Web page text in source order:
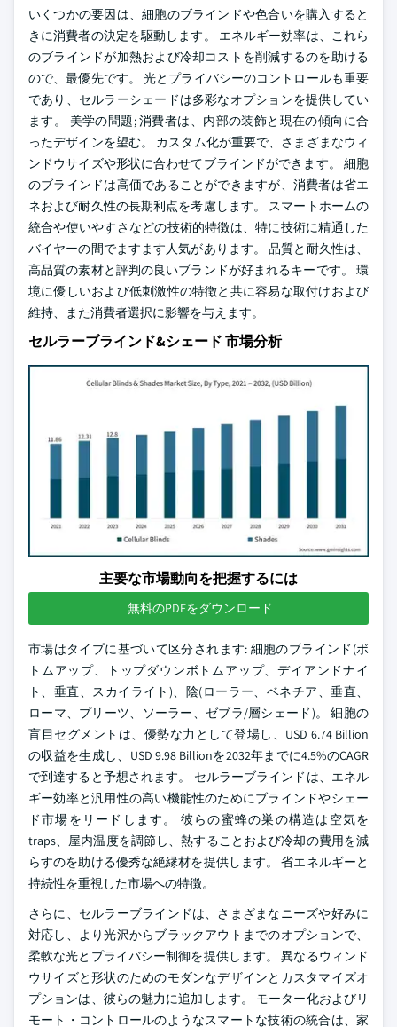
いくつかの要因は、細胞のブラインドや色合いを購入すると
きに消費者の決定を駆動します。 エネルギー効率は、これら
のブラインドが加熱および冷却コストを削減するのを助ける
ので、最優先です。 光とプライバシーのコントロールも重要
であり、セルラーシェードは多彩なオプションを提供してい
ます。 美学の問題; 消費者は、内部の装飾と現在の傾向に合
ったデザインを望む。 カスタム化が重要で、さまざまなウィ
ンドウサイズや形状に合わせてブラインドができます。 細胞
のブラインドは高価であることができますが、消費者は省エ
ネおよび耐久性の長期利点を考慮します。 スマートホームの
統合や使いやすさなどの技術的特徴は、特に技術に精通した
バイヤーの間でますます人気があります。 品質と耐久性は、
高品質の素材と評判の良いブランドが好まれるキーです。 環
境に優しいおよび低刺激性の特徴と共に容易な取付けおよび
維持、また消費者選択に影響を与えます。
セルラーブラインド&シェード 市場分析
主要な市場動向を把握するには
無料のPDFをダウンロード
市場はタイプに基づいて区分されます: 細胞のブラインド(ボ
トムアップ、トップダウンボトムアップ、デイアンドナイ
ト、垂直、スカイライト)、陰(ローラー、ベネチア、垂直、
ローマ、プリーツ、ソーラー、ゼブラ/層シェード)。 細胞の
盲目セグメントは、優勢な力として登場し、USD 6.74 Billion
の収益を生成し、USD 9.98 Billionを2032年までに4.5%のCAGR
で到達すると予想されます。 セルラーブラインドは、エネル
ギー効率と汎用性の高い機能性のためにブラインドやシェー
ド市場をリードします。 彼らの蜜蜂の巣の構造は空気を
traps、屋内温度を調節し、熱することおよび冷却の費用を減
らすのを助ける優秀な絶縁材を提供します。 省エネルギーと
持続性を重視した市場への特徴。
さらに、セルラーブラインドは、さまざまなニーズや好みに
対応し、より光沢からブラックアウトまでのオプションで、
柔軟な光とプライバシー制御を提供します。 異なるウィンド
ウサイズと形状のためのモダンなデザインとカスタマイズオ
プションは、彼らの魅力に追加します。 モーター化およびリ
モート・コントロールのようなスマートな技術の統合は、家